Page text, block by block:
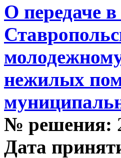
О передаче в
нежилых
№ решения:
Дата